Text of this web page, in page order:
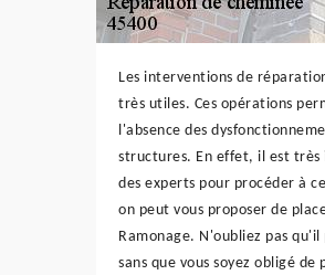
Les interventions de
très utiles. Ces opérations
l'absence des
structures. En effet, il est
des experts pour procéder à
on peut vous proposer de
Ramonage. N'oubliez pas
sans que vous soyez obligé